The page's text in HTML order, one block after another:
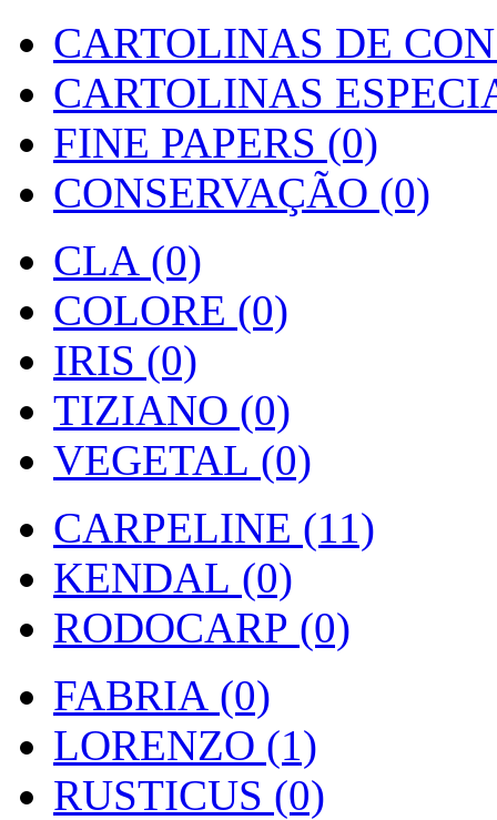
CARTOLINAS DE
CARTOLINAS
FINE PAPERS (0)
CONSERVAÇÃO (0)
CLA (0)
COLORE (0)
IRIS (0)
TIZIANO (0)
VEGETAL (0)
CARPELINE (11)
KENDAL (0)
RODOCARP (0)
FABRIA (0)
LORENZO (1)
RUSTICUS (0)